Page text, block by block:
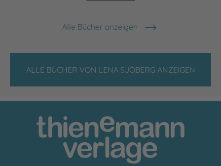
Alle Bücher anzeigen
ALLE BÜCHER VON LENA SJÖBERG ANZEIGEN